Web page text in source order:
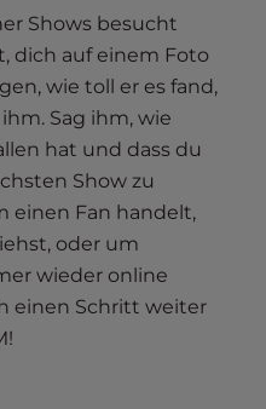
Shows besucht
dich auf einem Foto
wie toll er es fand,
Sag ihm, wie
hat und dass du
Show zu
einen Fan handelt,
oder um
wieder online
einen Schritt weiter